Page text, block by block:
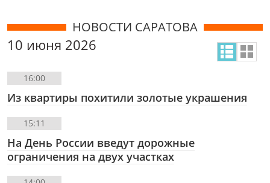
НОВОСТИ САРАТОВА
10 июня 2026
16:00
Из квартиры похитили золотые украшения
15:11
На День России введут дорожные
ограничения на двух участках